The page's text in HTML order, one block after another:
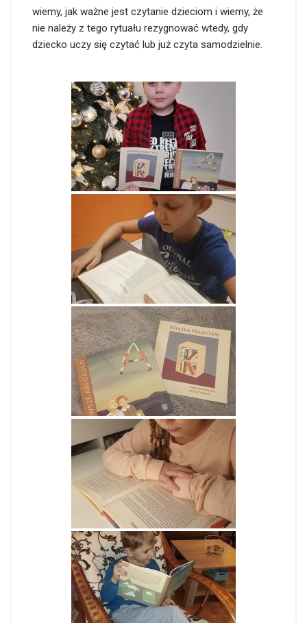
wiemy, jak ważne jest czytanie dzieciom i wiemy, że
nie należy z tego rytuału rezygnować wtedy, gdy
dziecko uczy się czytać lub już czyta samodzielnie.